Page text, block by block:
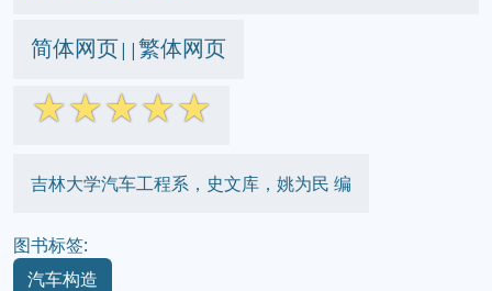
简体网页||繁体网页
☆☆☆☆☆
吉林大学汽车工程系，史文库，姚为民 编
图书标签:
汽车构造